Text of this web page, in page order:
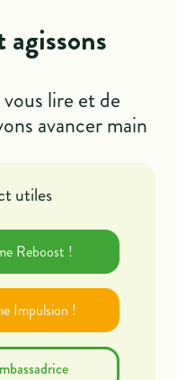
lire et de
avancer main
utiles
Reboost !
Impulsion !